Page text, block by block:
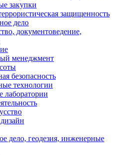
закупки
защищенность
дело
документоведение,
менеджмент
безопасность
технологии
лаборатории
дело, геодезия, инженерные